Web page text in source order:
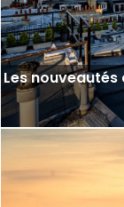
Les